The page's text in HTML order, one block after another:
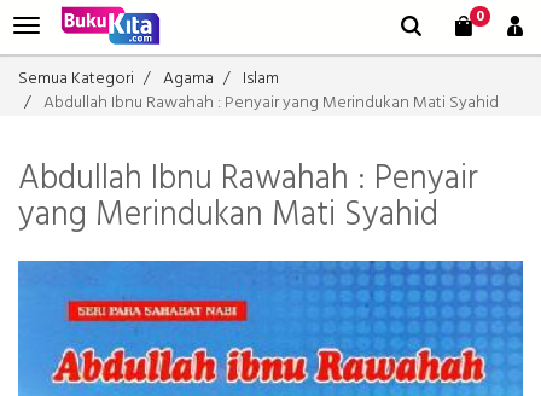
0
Semua Kategori Agama
Islam
Abdullah Ibnu Rawahah : Penyair yang Merindukan Mati Syahid
Abdullah Ibnu Rawahah : Penyair
yang Merindukan Mati Syahid